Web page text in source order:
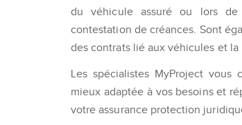
du véhicule assuré ou lors
contestation de créances. Sont
des contrats lié aux véhicules et la
Les spécialistes MyProject vous
mieux adaptée à vos besoins et
votre assurance protection